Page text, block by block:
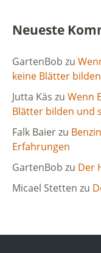
Neueste
GartenBob zu
keine Blätter
Jutta Käs zu Wenn
Blätter bilden und
Falk Baierzu
Erfahrungen
GartenBob zu Der
Micael Stetten zu